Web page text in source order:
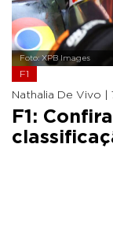
Foto: XPB Images
F1
Nathalia De Vivo |
F1: